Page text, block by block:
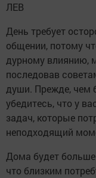
ЛЕВ
День требует
общении, потому
дурному влиянию,
последовав
души. Прежде, чем
убедитесь, что у
задач, которые
неподходящий
Дома будет
что близким